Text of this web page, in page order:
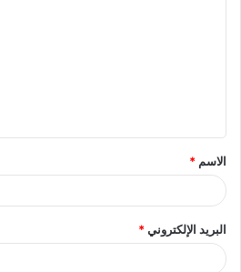
ق
*
الاسم *
البريد الإلكتروني*